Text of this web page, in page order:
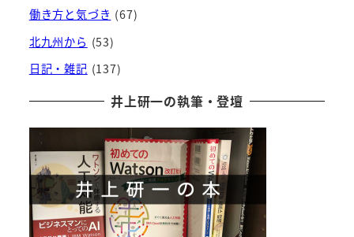
働き方と気づき (67)
北九州から (53)
日記・雑記 (137)
井上研一の執筆・登壇